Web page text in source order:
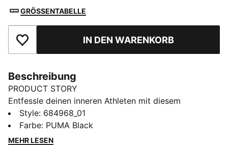
GRÖSSENTABELLE
Zu Favoriten hinzufügenIN DEN WARENKORB
Beschreibung
PRODUCT STORY
Entfessle deinen inneren Athleten mit diesem
eleganten Tanktop in Slim Fit. Mit dem kultigen No. 1
Logo als Gummidruck ist es für alle gemacht, die
Bewegung und Style lieben. Mit diesem Tanktop zeigst
Style: 684968_01
Farbe: PUMA Black
MEHR LESEN